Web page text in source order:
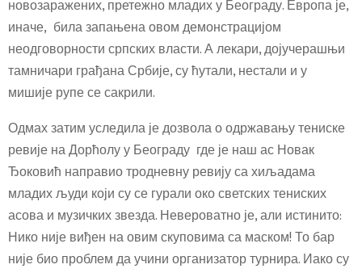
новозаражених, претежно младих у Београду. Европа је,
иначе, била запањена овом демонстрацијом
неодговорности српских власти. А лекари, дојучерашњи
тамничари грађана Србије, су ћутали, нестали и у
мишије рупе се сакрили.
Одмах затим уследила је дозвола о одржавању тениске
ревије на Дорћолу у Београду где је наш ас Новак
Ђоковић направио тродневну ревију са хиљадама
младих људи који су се гурали око светских тениских
асова и музичких звезда. Невероватно је, али истинито:
Нико није виђен на овим скуповима са маском! То бар
није био проблем да учини организатор турнира. Иако су